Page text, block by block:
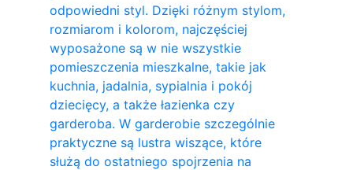
odpowiedni styl. Dzięki różnym stylom,
rozmiarom i kolorom, najczęściej
wyposażone są w nie wszystkie
pomieszczenia mieszkalne, takie jak
kuchnia, jadalnia, sypialnia i pokój
dziecięcy, a także łazienka czy
garderoba. W garderobie szczególnie
praktyczne są lustra wiszące, które
służą do ostatniego spojrzenia na